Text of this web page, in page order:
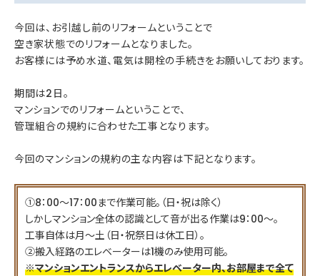
今回は、お引越し前のリフォームということで
空き家状態でのリフォームとなりました。
お客様には予め水道、電気は開栓の手続きをお願いしております。
期間は2日。
マンションでのリフォームということで、
管理組合の規約に合わせた工事となります。
今回のマンションの規約の主な内容は下記となります。
①8：00～17：00まで作業可能。（日・祝は除く）
しかしマンション全体の認識として音が出る作業は9：00～。
工事自体は月～土（日・祝祭日は休工日）。
②搬入経路のエレベーターは1機のみ使用可能。
※マンションエントランスからエレベーター内、お部屋まで全て